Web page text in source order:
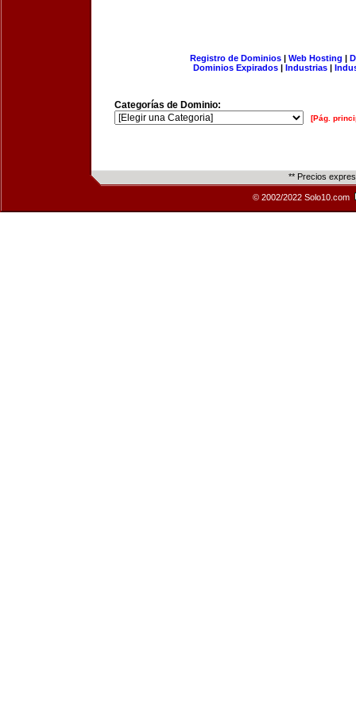
Registro de Dominios| Web Hosting |
Dominios Expirados | Industrias |
Categorías de Dominio:
[Pág.
** Precios
© 2002/2022 Solo10.com